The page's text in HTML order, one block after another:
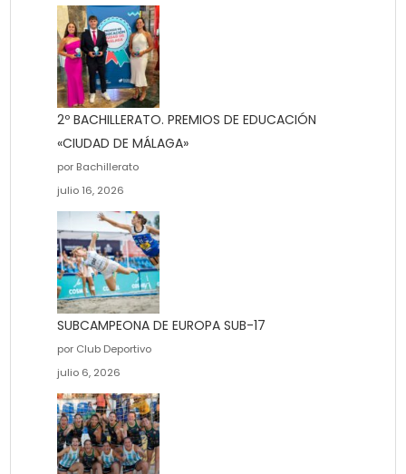
2º BACHILLERATO. PREMIOS DE EDUCACIÓN
«CIUDAD DE MÁLAGA»
por Bachillerato
julio 16, 2026
SUBCAMPEONA DE EUROPA SUB-17
por Club Deportivo
julio 6, 2026